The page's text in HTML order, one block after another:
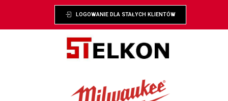
LOGOWANIE DLA STAŁYCH KLIENTÓW